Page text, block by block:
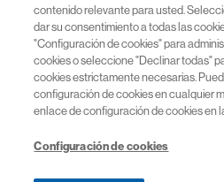
© 2026 Novartis Farmacéutica,
FA-11588309 01/2026
contenido relevante para usted.
dar su consentimiento a todas las
"Configuración de cookies" para
cookies o seleccione "Declinar todas"
cookies estrictamente necesarias.
configuración de cookies en cualquier
enlace de configuración de cookies en
Configuración de cookies